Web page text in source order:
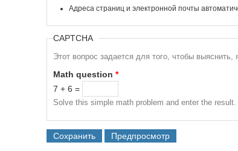
Адреса страниц и электронной почты
CAPTCHA
Этот вопрос задается для того, чтобы
Math question *
7 + 6 =
Solve this simple math problem and enter the